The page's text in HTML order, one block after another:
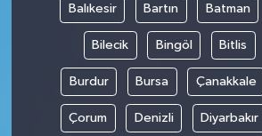
Balıkesir Bartın Batman
Bilecik Bingöl Bitlis
Burdur Bursa Çanakkale
Çorum Denizli Diyarbakır